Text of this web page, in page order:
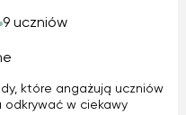
9 uczniów
które angażują uczniów
odkrywać w ciekawy